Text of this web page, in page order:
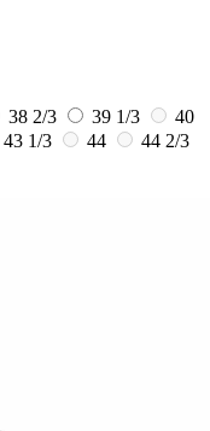
38 2/3 39 1/3
40
43 1/3 44
44 2/3